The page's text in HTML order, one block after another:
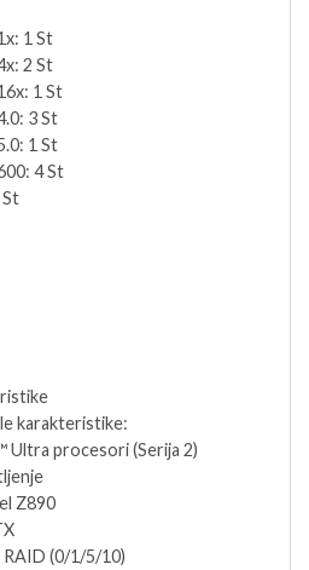
1 St
2 St
1 St
3 St
1 St
4 St
St
karakteristike:
Ultra procesori (Serija 2)
Z890
(0/1/5/10)